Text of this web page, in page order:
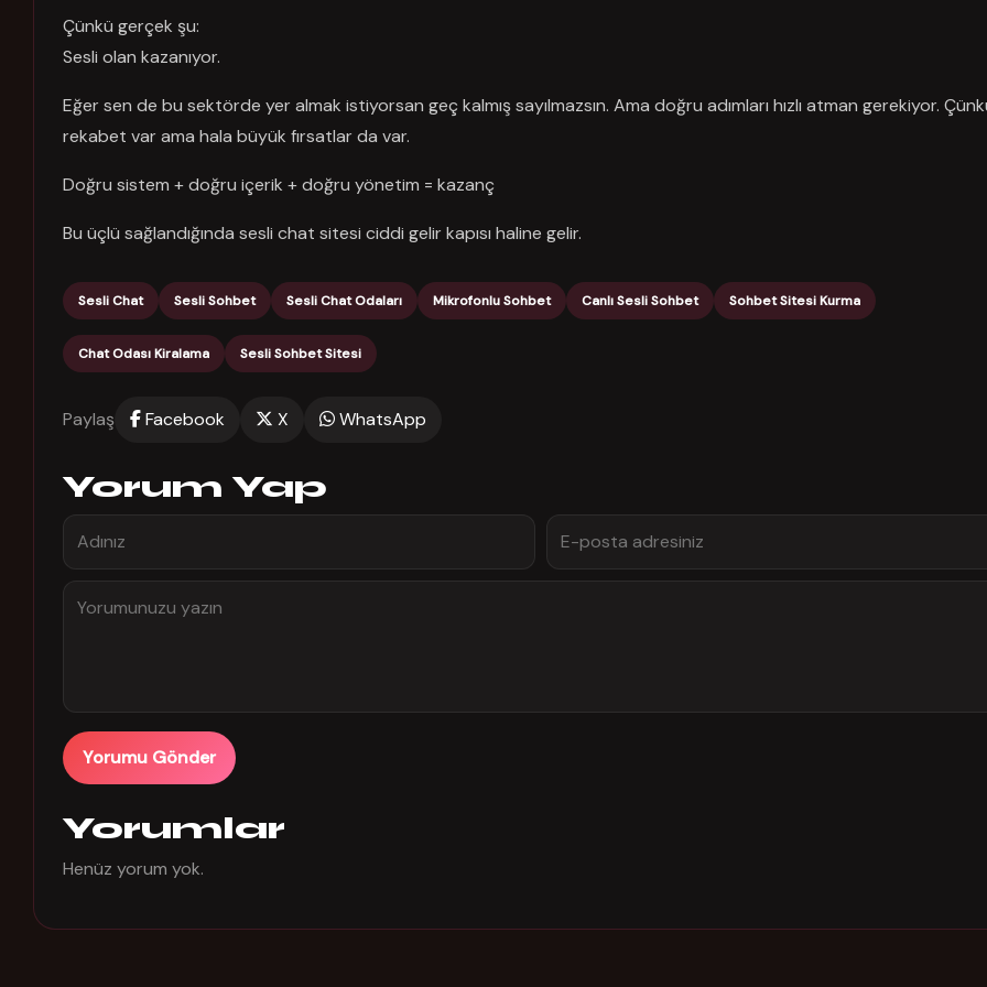
Çünkü gerçek şu:
Sesli olan kazanıyor.
Eğer sen de bu sektörde yer almak istiyorsan geç kalmış sayılmazsın. Ama doğru adımları hızlı atman gerekiyor.
rekabet var ama hala büyük fırsatlar da var.
Doğru sistem + doğru içerik + doğru yönetim = kazanç
Bu üçlü sağlandığında sesli chat sitesi ciddi gelir kapısı haline gelir.
Sesli Chat Sesli Sohbet Sesli Chat Odaları Mikrofonlu Sohbet Canlı Sesli Sohbet Sohbet Sitesi Kurma
Chat Odası Kiralama Sesli Sohbet Sitesi
Paylaş Facebook X WhatsApp
Yorum Yap
Yorumu Gönder
Yorumlar
Henüz yorum yok.